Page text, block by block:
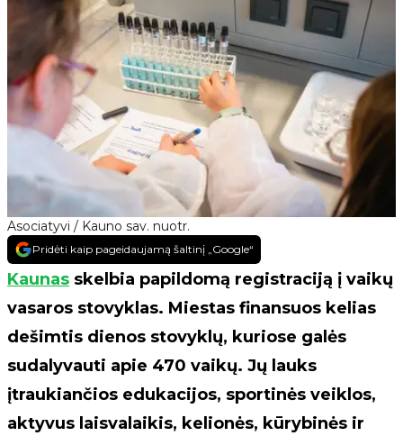
Asociatyvi / Kauno sav. nuotr.
Pridėti kaip pageidaujamą šaltinį „Google“
Kaunas skelbia papildomą registraciją į vaikų
vasaros stovyklas. Miestas finansuos kelias
dešimtis dienos stovyklų, kuriose galės
sudalyvauti apie 470 vaikų. Jų lauks
įtraukiančios edukacijos, sportinės veiklos,
aktyvus laisvalaikis, kelionės, kūrybinės ir